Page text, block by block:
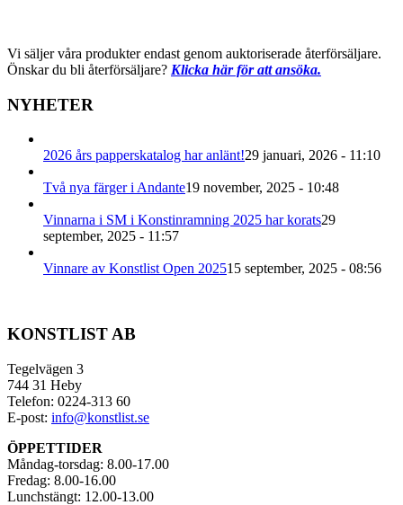
Vi säljer våra produkter endast genom auktoriserade återförsäljare.
Önskar du bli återförsäljare? Klicka här för att ansöka.
NYHETER
2026 års papperskatalog har anlänt!29 januari, 2026 - 11:10
Två nya färger i Andante19 november, 2025 - 10:48
Vinnarna i SM i Konstinramning 2025 har korats29
september, 2025 - 11:57
Vinnare av Konstlist Open 202515 september, 2025 - 08:56
KONSTLIST AB
Tegelvägen 3
744 31 Heby
Telefon: 0224-313 60
E-post: info@konstlist.se
ÖPPETTIDER
Måndag-torsdag: 8.00-17.00
Fredag: 8.00-16.00
Lunchstängt: 12.00-13.00